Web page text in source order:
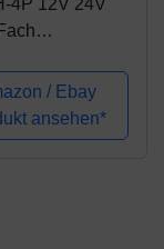
4P 12V 24V
mit
/ Ebay
ansehen*